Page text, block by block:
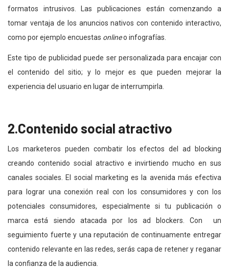
formatos intrusivos. Las publicaciones están comenzando a
tomar ventaja de los anuncios nativos con contenido interactivo,
como por ejemplo encuestas onlineo infografías.
Este tipo de publicidad puede ser personalizada para encajar con
el contenido del sitio; y lo mejor es que pueden mejorar la
experiencia del usuario en lugar de interrumpirla.
2.Contenido social atractivo
Los marketeros pueden combatir los efectos del ad blocking
creando contenido social atractivo e invirtiendo mucho en sus
canales sociales. El social marketing es la avenida más efectiva
para lograr una conexión real con los consumidores y con los
potenciales consumidores, especialmente si tu publicación o
marca está siendo atacada por los ad blockers. Con un
seguimiento fuerte y una reputación de continuamente entregar
contenido relevante en las redes, serás capa de retener y reganar
la confianza de la audiencia.